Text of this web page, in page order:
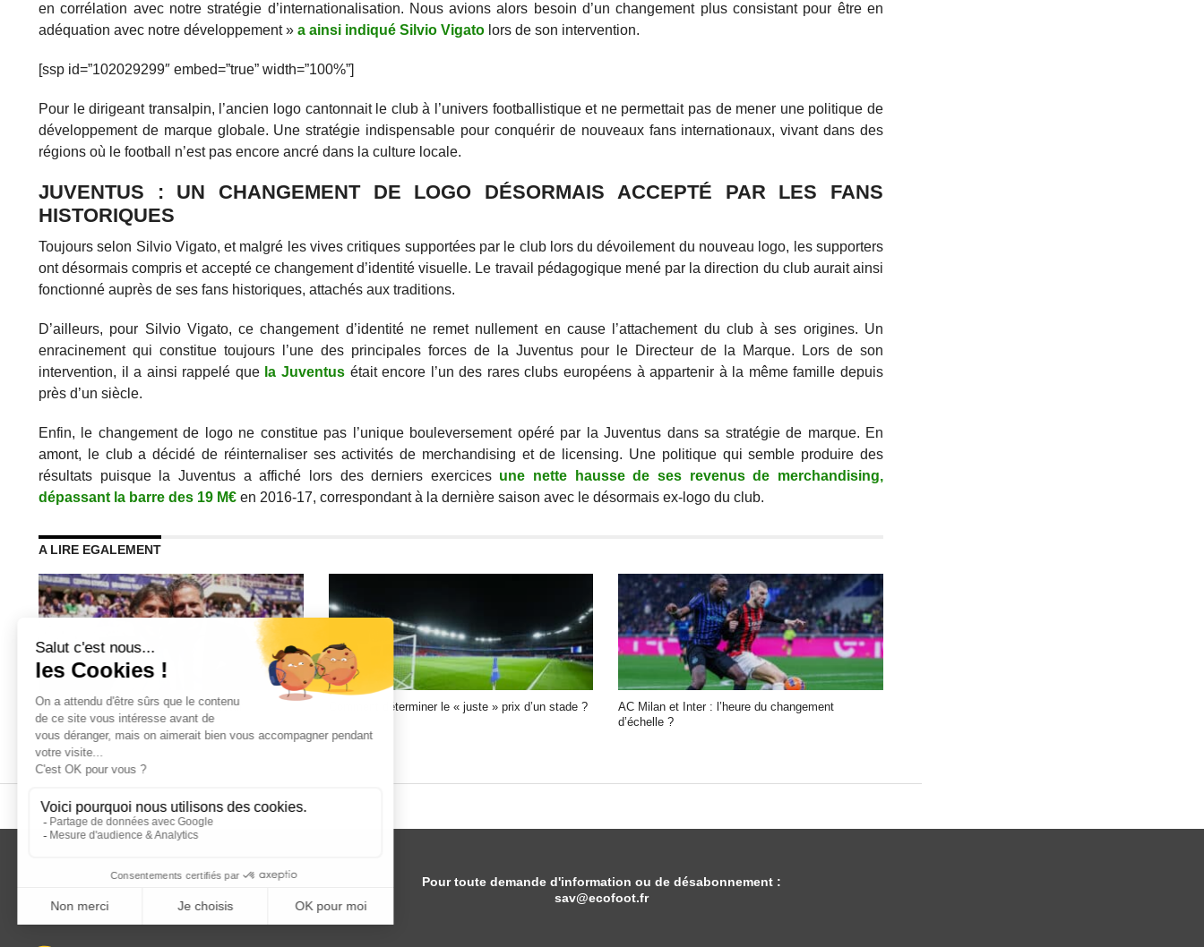
en corrélation avec notre stratégie d’internationalisation. Nous avions alors besoin d’un changement plus consistant pour être en
adéquation avec notre développement » a ainsi indiqué Silvio Vigatolors de son intervention.
[ssp id=”102029299″ embed=”true” width=”100%”]
Pour le dirigeant transalpin, l’ancien logo cantonnait le club à l’univers footballistique et ne permettait pas de mener une politique de
développement de marque globale. Une stratégie indispensable pour conquérir de nouveaux fans internationaux, vivant dans des
régions où le football n’est pas encore ancré dans la culture locale.
JUVENTUS : UN CHANGEMENT DE LOGO DÉSORMAIS ACCEPTÉ PAR LES FANS
HISTORIQUES
Toujours selon Silvio Vigato, et malgré les vives critiques supportées par le club lors du dévoilement du nouveau logo, les supporters
ont désormais compris et accepté ce changement d’identité visuelle. Le travail pédagogique mené par la direction du club aurait ainsi
fonctionné auprès de ses fans historiques, attachés aux traditions.
D’ailleurs, pour Silvio Vigato, ce changement d’identité ne remet nullement en cause l’attachement du club à ses origines. Un
enracinement qui constitue toujours l’une des principales forces de la Juventus pour le Directeur de la Marque. Lors de son
intervention, il a ainsi rappelé que la Juventus était encore l’un des rares clubs européens à appartenir à la même famille depuis
près d’un siècle.
Enfin, le changement de logo ne constitue pas l’unique bouleversement opéré par la Juventus dans sa stratégie de marque. En
amont, le club a décidé de réinternaliser ses activités de merchandising et de licensing. Une politique qui semble produire des
résultats puisque la Juventus a affiché lors des derniers exercices une nette hausse de ses revenus de merchandising,
dépassant la barre des 19 M€en 2016-17, correspondant à la dernière saison avec le désormais ex-logo du club.
A LIRE EGALEMENT
Giovanni Carnevali, l’architecte du futur
redressement de la Juventus ?
Comment déterminer le « juste » prix d’un stade ?
AC Milan et Inter : l’heure du changement
d’échelle ?
Pour toute demande d'information ou de désabonnement :
sav@ecofoot.fr